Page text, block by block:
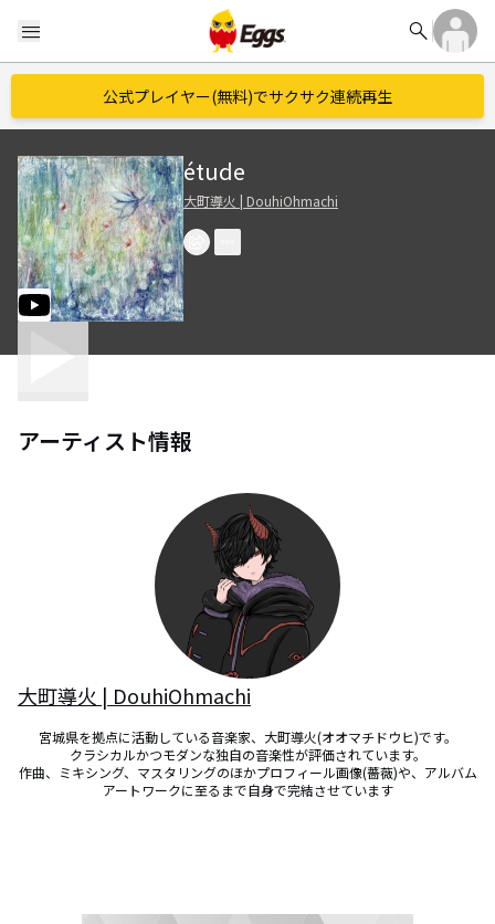
menu search
公式プレイヤー(無料)でサクサク連続再生
étude
大町導火 | DouhiOhmachi
アーティスト情報
大町導火 | DouhiOhmachi
宮城県を拠点に活動している音楽家、大町導火(オオマチドウヒ)です。
クラシカルかつモダンな独自の音楽性が評価されています。
作曲、ミキシング、マスタリングのほかプロフィール画像(薔薇)や、アルバム
アートワークに至るまで自身で完結させています